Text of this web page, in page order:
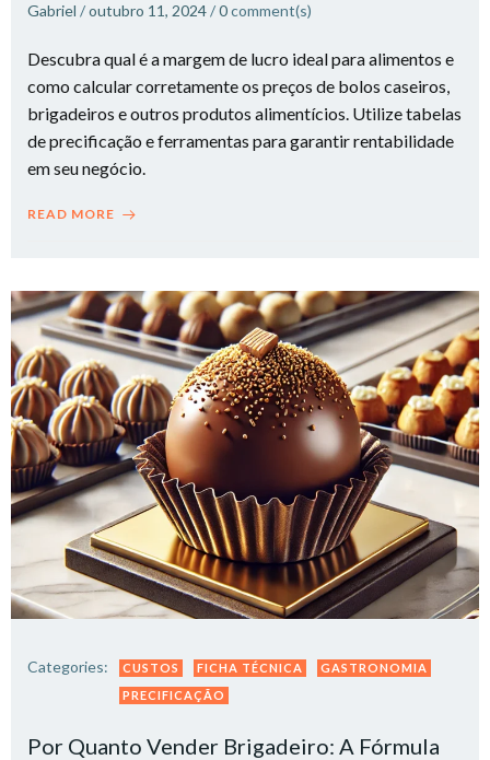
Gabriel /outubro 11, 2024/0comment(s)
Descubra qual é a margem de lucro ideal para alimentos e
como calcular corretamente os preços de bolos caseiros,
brigadeiros e outros produtos alimentícios. Utilize tabelas
de precificação e ferramentas para garantir rentabilidade
em seu negócio.
READ MORE
Categories: CUSTOS FICHA TÉCNICA
GASTRONOMIA
PRECIFICAÇÃO
Por Quanto Vender Brigadeiro: A Fórmula